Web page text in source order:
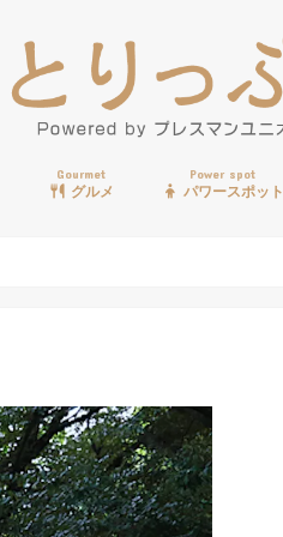
Gourmet
グルメ
Power spot
パワースポット